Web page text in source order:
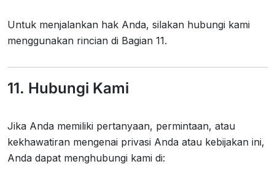
Untuk menjalankan hak Anda, silakan hubungi kami
menggunakan rincian di Bagian 11.
11. Hubungi Kami
Jika Anda memiliki pertanyaan, permintaan, atau
kekhawatiran mengenai privasi Anda atau kebijakan ini,
Anda dapat menghubungi kami di: